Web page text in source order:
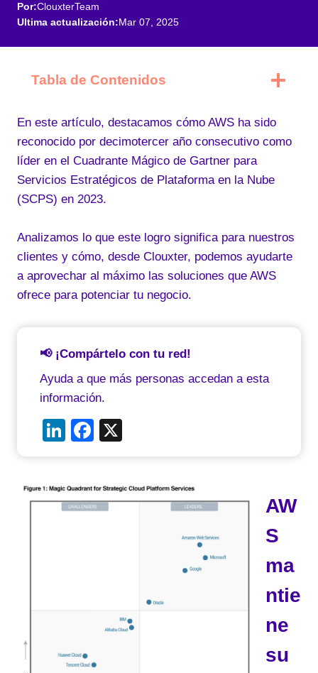
Por:ClouxterTeam
Ultima actualización:Mar 07, 2025
Tabla de Contenidos
En este artículo, destacamos cómo AWS ha sido
reconocido por decimotercer año consecutivo como
líder en el Cuadrante Mágico de Gartner para
Servicios Estratégicos de Plataforma en la Nube
(SCPS) en 2023.
Analizamos lo que este logro significa para nuestros
clientes y cómo, desde Clouxter, podemos ayudarte
a aprovechar al máximo las soluciones que AWS
ofrece para potenciar tu negocio.
📢 ¡Compártelo con tu red!
Ayuda a que más personas accedan a esta
información.
Li
n
e
F
a
e
AW
S
ma
ntie
ne
su